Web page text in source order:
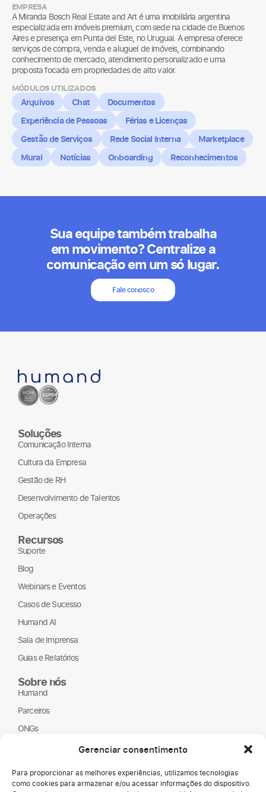
Gerenciar consentimento
Para proporcionar as melhores experiências, utilizamos tecnologias
como cookies para armazenar e/ou acessar informações do dispositivo.
EMPRESA
A Miranda Bosch Real Estate and Art é uma imobiliária argentina
especializada em imóveis premium, com sede na cidade de Buenos
Aires e presença em Punta del Este, no Uruguai. A empresa oferece
serviços de compra, venda e aluguel de imóveis, combinando
conhecimento de mercado, atendimento personalizado e uma
proposta focada em propriedades de alto valor.
MÓDULOS UTILIZADOS
Arquivos Chat
Documentos
Experiência de Pessoas
Férias e Licenças
Gestão de Serviços
Rede Social Interna
Marketplace
Mural
Notícias Onboarding Reconhecimentos
Sua equipe também trabalha
em movimento? Centralize a
comunicação em um só lugar.
Fale conosco
Soluções
Comunicação Interna
Cultura da Empresa
Gestão de RH
Desenvolvimento de Talentos
Operações
Recursos
Suporte
Blog
Webinars e Eventos
Casos de Sucesso
Humand AI
Sala de Imprensa
Guias e Relatórios
Sobre nós
Humand
Parceiros
ONGs